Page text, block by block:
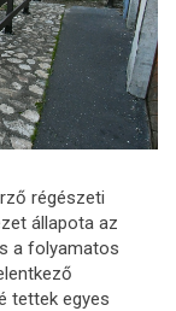
régészeti
állapota az
a folyamatos
tettek egyes